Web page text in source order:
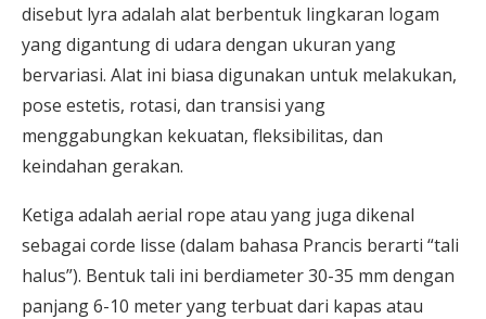
disebut lyra adalah alat berbentuk lingkaran logam
yang digantung di udara dengan ukuran yang
bervariasi. Alat ini biasa digunakan untuk melakukan,
pose estetis, rotasi, dan transisi yang
menggabungkan kekuatan, fleksibilitas, dan
keindahan gerakan.
Ketiga adalah aerial rope atau yang juga dikenal
sebagai corde lisse (dalam bahasa Prancis berarti “tali
halus”). Bentuk tali ini berdiameter 30-35 mm dengan
panjang 6-10 meter yang terbuat dari kapas atau